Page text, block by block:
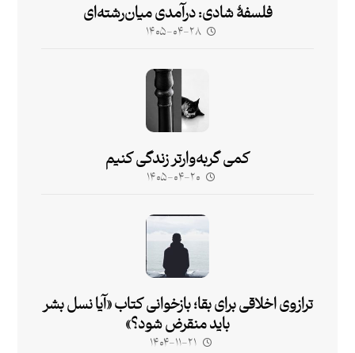
فلسفۀ شادی: درآمدی میان‌رشته‌ای
۱۴۰۵-۰۴-۲۸
کمی گربه‌وارتر زندگی کنیم
۱۴۰۵-۰۴-۲۰
ترازوی اخلاقی برای بقا؛ بازخوانی کتاب «آیا نسل بشر
باید منقرض شود؟»
۱۴۰۴-۱۱-۲۱